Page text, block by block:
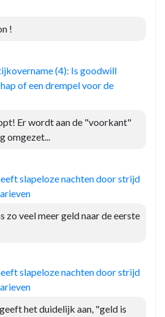
!
(4): Is goodwill
of een drempel voor de
Er wordt aan de "voorkant"
omgezet...
slapeloze nachten door strijd
zo veel meer geld naar de eerste
slapeloze nachten door strijd
het duidelijk aan, "geld is